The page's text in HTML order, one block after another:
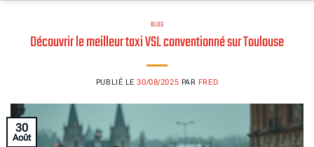
BLOG
Découvrir le meilleur taxi VSL conventionné sur Toulouse
PUBLIÉ LE30/08/2025 PAR FRED
30
Août